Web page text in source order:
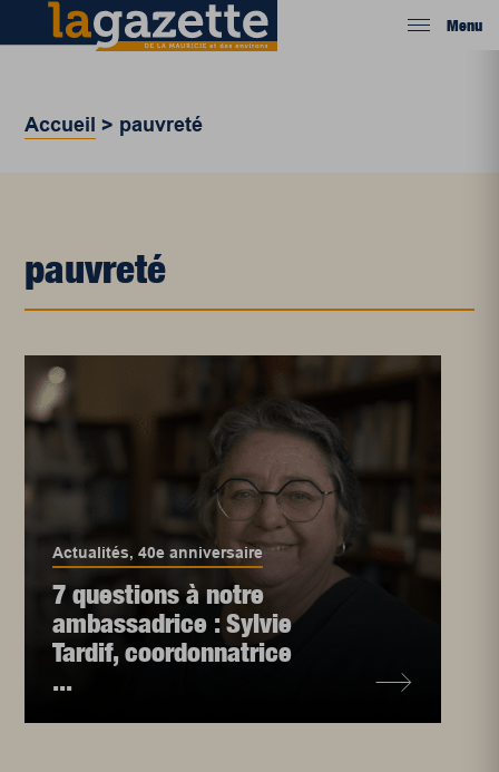
Menu
Accueil > pauvreté
pauvreté
Actualités,40e anniversaire
7 questions à notre
ambassadrice : Sylvie
Tardif, coordonnatrice
...